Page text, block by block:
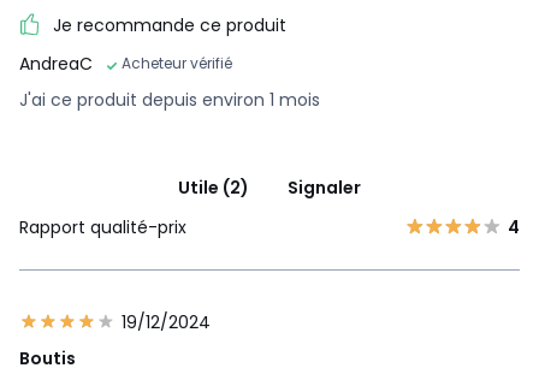
Je recommande ce produit
AndreaC
Acheteur vérifié
J'ai ce produit depuis environ 1 mois
Utile (2)
Signaler
Rapport qualité-prix
4
19/12/2024
Boutis